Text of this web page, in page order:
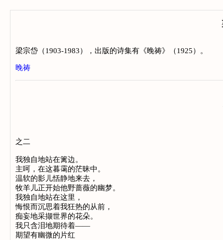
梁宗岱（1903-1983），出版的诗集有《晚祷》（1925）。
晚祷
之二
我独自地站在篱边。
主呵，在这暮霭的茫昧中。
温软的影儿恬静地来去，
牧羊儿正开始他野蔷薇的幽梦。
我独自地站在这里，
悔恨而沉思着我狂热的从前，
痴妄地采撷世界的花朵。
我只含泪地期待着——
期望有幽微的片红